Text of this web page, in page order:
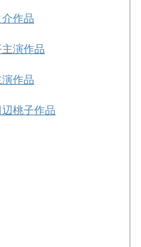
介作品
演作品
作品
桃子作品